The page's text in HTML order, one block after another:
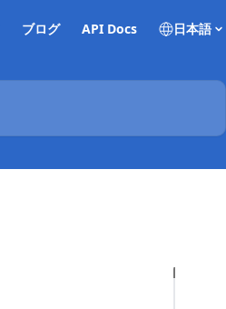
ブログ API Docs 日本語